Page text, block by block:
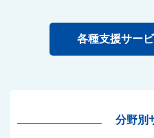
各種支援サー
分野別